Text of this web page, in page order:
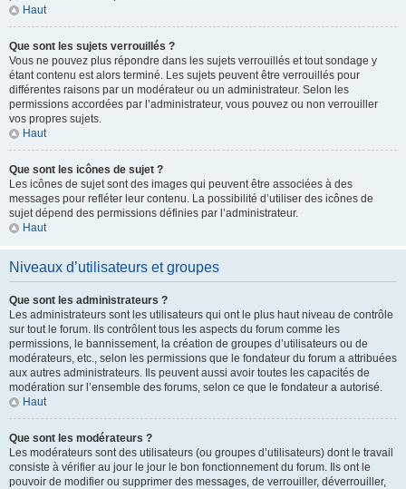
Haut
Que sont les sujets verrouillés ?
Vous ne pouvez plus répondre dans les sujets verrouillés et tout sondage y
étant contenu est alors terminé. Les sujets peuvent être verrouillés pour
différentes raisons par un modérateur ou un administrateur. Selon les
permissions accordées par l’administrateur, vous pouvez ou non verrouiller
vos propres sujets.
Haut
Que sont les icônes de sujet ?
Les icônes de sujet sont des images qui peuvent être associées à des
messages pour refléter leur contenu. La possibilité d’utiliser des icônes de
sujet dépend des permissions définies par l’administrateur.
Haut
Niveaux d’utilisateurs et groupes
Que sont les administrateurs ?
Les administrateurs sont les utilisateurs qui ont le plus haut niveau de contrôle
sur tout le forum. Ils contrôlent tous les aspects du forum comme les
permissions, le bannissement, la création de groupes d’utilisateurs ou de
modérateurs, etc., selon les permissions que le fondateur du forum a attribuées
aux autres administrateurs. Ils peuvent aussi avoir toutes les capacités de
modération sur l’ensemble des forums, selon ce que le fondateur a autorisé.
Haut
Que sont les modérateurs ?
Les modérateurs sont des utilisateurs (ou groupes d’utilisateurs) dont le travail
consiste à vérifier au jour le jour le bon fonctionnement du forum. Ils ont le
pouvoir de modifier ou supprimer des messages, de verrouiller, déverrouiller,